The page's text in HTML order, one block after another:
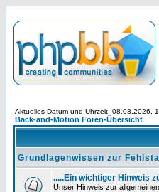
Aktuelles Datum und Uhrzeit: 08.08.2026,
Back-and-Motion Foren-Übersicht
Grundlagenwissen zur
.....Ein wichtiger Hinweis
Unser Hinweis zur